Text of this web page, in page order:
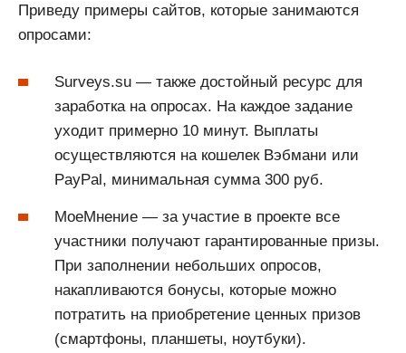
Приведу примеры сайтов, которые занимаются
опросами:
Surveys.su — также достойный ресурс для
заработка на опросах. На каждое задание
уходит примерно 10 минут. Выплаты
осуществляются на кошелек Вэбмани или
PayPal, минимальная сумма 300 руб.
МоеМнение — за участие в проекте все
участники получают гарантированные призы.
При заполнении небольших опросов,
накапливаются бонусы, которые можно
потратить на приобретение ценных призов
(смартфоны, планшеты, ноутбуки).